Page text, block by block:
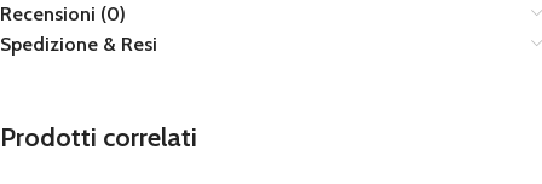
Recensioni (0)
Spedizione & Resi
Prodotti correlati